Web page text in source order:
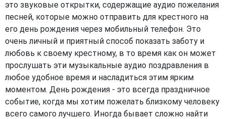
это звуковые открытки, содержащие аудио пожелания
песней, которые можно отправить для крестного на
его день рождения через мобильный телефон. Это
очень личный и приятный способ показать заботу и
любовь к своему крестному, в то время как он может
прослушать эти музыкальные аудио поздравления в
любое удобное время и насладиться этим ярким
моментом. День рождения - это всегда праздничное
событие, когда мы хотим пожелать близкому человеку
всего самого лучшего. Иногда бывает сложно найти